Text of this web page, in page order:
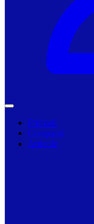
Primarii
Companii
Articole